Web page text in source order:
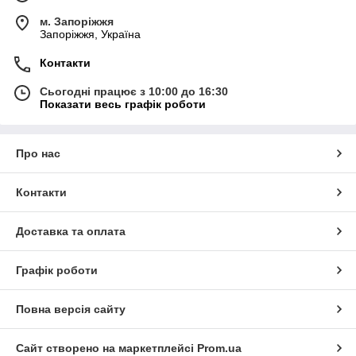
м. Запоріжжя
Запоріжжя, Україна
Контакти
Сьогодні працює з 10:00 до 16:30
Показати весь графік роботи
Про нас
Контакти
Доставка та оплата
Графік роботи
Повна версія сайту
Сайт створено на маркетплейсі Prom.ua